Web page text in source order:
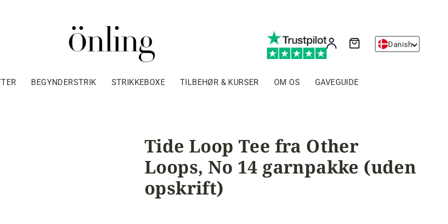
Log ind Danish
BEGYNDERSTRIK STRIKKEBOXE TILBEHØR & KURSER OM OS GAVEGUIDE
Tide Loop Tee fra Other
Loops, No 14 garnpakke (uden
opskrift)